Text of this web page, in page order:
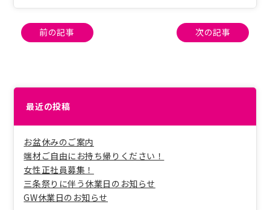
投
稿
ゲ
シ
ョ
ン
前の記事 次の記事
最近の投稿
お盆休みのご案内
端材ご自由にお持ち帰りください！
女性正社員募集！
三条祭りに伴う休業日のお知らせ
GW休業日のお知らせ